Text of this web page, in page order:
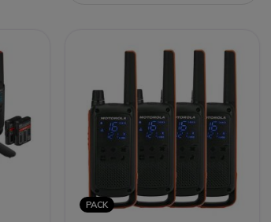
PACK